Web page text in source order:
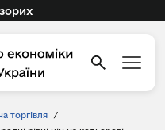
торгівля
/